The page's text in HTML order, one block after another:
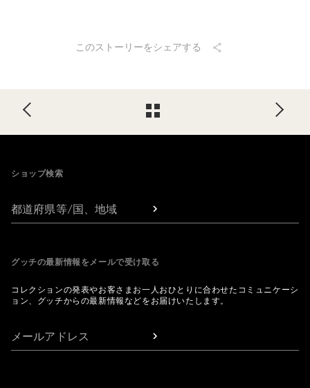
このストーリーをシェアする
Footer
ショップ検索
都道府県等/国、地域
グッチの最新情報をメールで受け取る
コレクションの発表やお客さまお一人おひとりに合わせたコミュニケーシ
ョン、グッチからの最新情報などをお届けいたします。
メールアドレス